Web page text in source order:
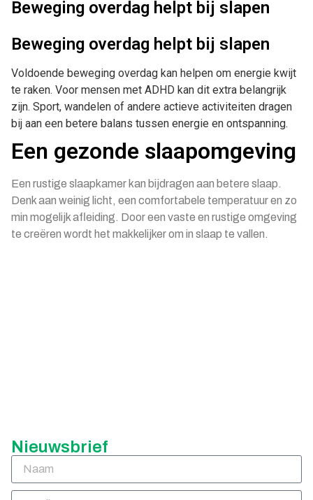
Beweging overdag helpt bij slapen
Beweging overdag helpt bij slapen
Voldoende beweging overdag kan helpen om energie kwijt
te raken. Voor mensen met ADHD kan dit extra belangrijk
zijn. Sport, wandelen of andere actieve activiteiten dragen
bij aan een betere balans tussen energie en ontspanning.
Een gezonde slaapomgeving
Een rustige slaapkamer kan bijdragen aan betere slaap.
Denk aan weinig licht, een comfortabele temperatuur en zo
min mogelijk afleiding. Door een vaste en rustige omgeving
te creëren wordt het makkelijker om in slaap te vallen.
Nieuwsbrief